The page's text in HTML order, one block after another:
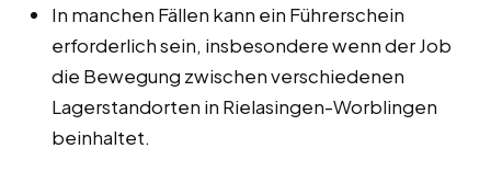
In manchen Fällen kann ein Führerschein
erforderlich sein, insbesondere wenn der Job
die Bewegung zwischen verschiedenen
Lagerstandorten in Rielasingen-Worblingen
beinhaltet.